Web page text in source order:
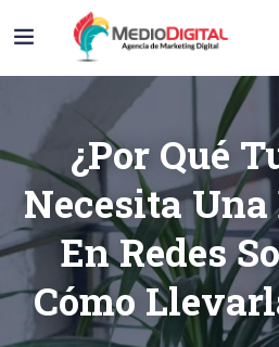
¿Por Qué
Necesita
En Redes
Cómo